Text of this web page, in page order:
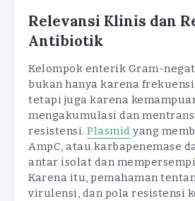
Relevansi Klinis dan
Antibiotik
Kelompok enterik Gram-
bukan hanya karena
tetapi juga karena
mengakumulasi dan
resistensi. Plasmid yang
AmpC, atau karbapenemase
antar isolat dan
Karena itu, pemahaman
virulensi, dan pola resistensi